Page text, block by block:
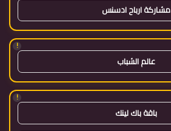
مشاركة ارباح ادسنس
!
عالم الشباب
!
باقة باك لينك